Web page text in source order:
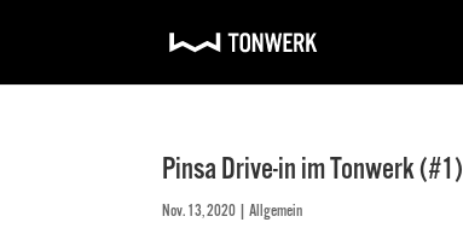
Pinsa Drive-in im Tonwerk (#1)
Nov. 13, 2020 |Allgemein